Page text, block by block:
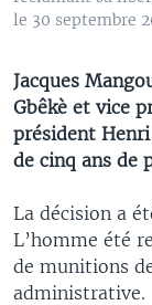
le 30 septembre
Jacques
Gbêkè et vice
président Henri
de cinq ans de
La décision a
L’homme été
de munitions
administrative.